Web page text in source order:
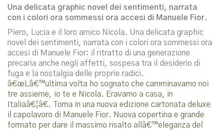
Una delicata graphic novel dei sentimenti, narrata
con i colori ora sommessi ora accesi di Manuele Fior.
Piero, Lucia e il loro amico Nicola. Una delicata graphic
novel dei sentimenti, narrata con i colori ora sommessi ora
accesi di Manuele Fior: il ritratto di una generazione
precaria anche negli affetti, sospesa tra il desiderio di
fuga e la nostalgia delle proprie radici.
â€œLâ€™ultima volta ho sognato che camminavamo noi
tre assieme, io te e Nicola. Eravamo a casa, in
Italiaâ€¦â€. Torna in una nuova edizione cartonata deluxe
il capolavoro di Manuele Fior. Nuova copertina e grande
formato per dare il massimo risalto allâ€™eleganza del